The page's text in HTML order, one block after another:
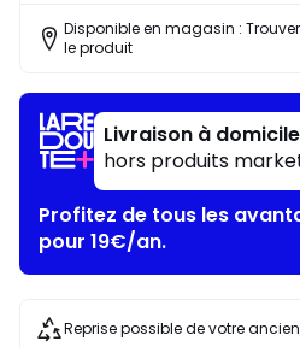
Disponible en magasin :
le produit
Livraison à
hors produits
Profitez de tous les
pour 19€/an.
Reprise possible de votre